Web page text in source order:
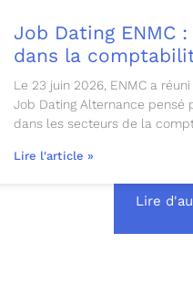
Job Dating ENMC
dans la
Le 23 juin 2026, ENMC a
Job Dating Alternance pensé
dans les secteurs de la
Lire l'article »
Lire